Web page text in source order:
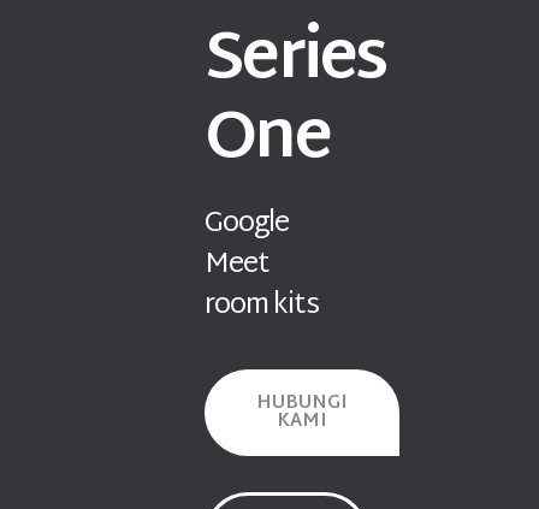
Series
One
Google
Meet
room kits
HUBUNGI
KAMI